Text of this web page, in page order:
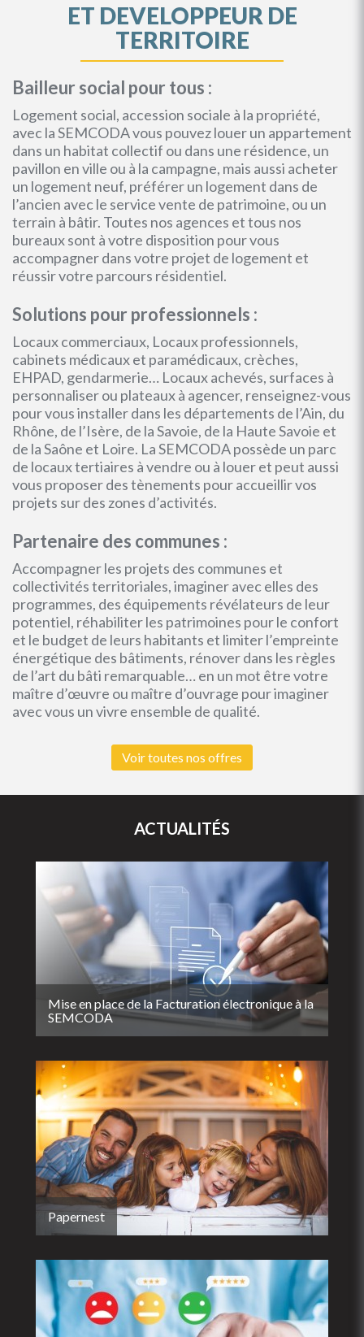
ET DEVELOPPEUR DE
TERRITOIRE
Bailleur social pour tous :
Logement social, accession sociale à la propriété,
avec la SEMCODA vous pouvez louer un appartement
dans un habitat collectif ou dans une résidence, un
pavillon en ville ou à la campagne, mais aussi acheter
un logement neuf, préférer un logement dans de
l’ancien avec le service vente de patrimoine, ou un
terrain à bâtir. Toutes nos agences et tous nos
bureaux sont à votre disposition pour vous
accompagner dans votre projet de logement et
réussir votre parcours résidentiel.
Solutions pour professionnels :
Locaux commerciaux, Locaux professionnels,
cabinets médicaux et paramédicaux, crèches,
EHPAD, gendarmerie… Locaux achevés, surfaces à
personnaliser ou plateaux à agencer, renseignez-vous
pour vous installer dans les départements de l’Ain, du
Rhône, de l’Isère, de la Savoie, de la Haute Savoie et
de la Saône et Loire. La SEMCODA possède un parc
de locaux tertiaires à vendre ou à louer et peut aussi
vous proposer des tènements pour accueillir vos
projets sur des zones d’activités.
Partenaire des communes :
Accompagner les projets des communes et
collectivités territoriales, imaginer avec elles des
programmes, des équipements révélateurs de leur
potentiel, réhabiliter les patrimoines pour le confort
et le budget de leurs habitants et limiter l’empreinte
énergétique des bâtiments, rénover dans les règles
de l’art du bâti remarquable… en un mot être votre
maître d’œuvre ou maître d’ouvrage pour imaginer
avec vous un vivre ensemble de qualité.
Voir toutes nos offres
ACTUALITÉS
Mise en place de la Facturation électronique à la
SEMCODA
Papernest